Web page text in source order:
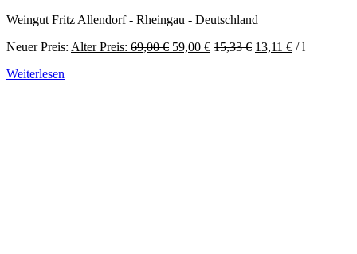
Weingut Fritz Allendorf - Rheingau - Deutschland
Neuer Preis: Alter Preis: 69,00€ Ursprünglicher
59,00 €Aktueller
15,33€ 13,11 € /l
Weiterlesen